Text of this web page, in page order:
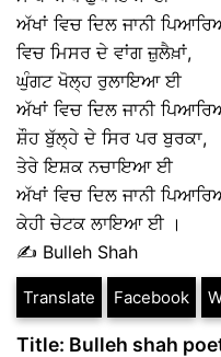
ਅੱਖਾਂ ਵਿਚ ਦਿਲ ਜਾਨੀ
ਵਿਚ ਮਿਸਰ ਦੇ ਵਾਂਗ ਜ਼ੁਲੈਖ਼ਾਂ,
ਘੁੰਗਟ ਖੋਲ੍ਹ ਰੁਲਾਇਆ ਈ
ਅੱਖਾਂ ਵਿਚ ਦਿਲ ਜਾਨੀ
ਸ਼ੌਹ ਬੁੱਲ੍ਹੇ ਦੇ ਸਿਰ ਪਰ ਬੁਰਕਾ,
ਤੇਰੇ ਇਸ਼ਕ ਨਚਾਇਆ ਈ
ਅੱਖਾਂ ਵਿਚ ਦਿਲ ਜਾਨੀ
ਕੇਹੀ ਚੇਟਕ ਲਾਇਆ ਈ ।
✍ Bulleh Shah
Translate Facebook
Title: Bulleh shah